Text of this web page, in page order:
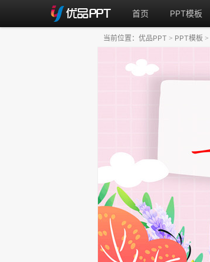
首页 PPT模板
当前位置： 优品PPT > PPT模板 >